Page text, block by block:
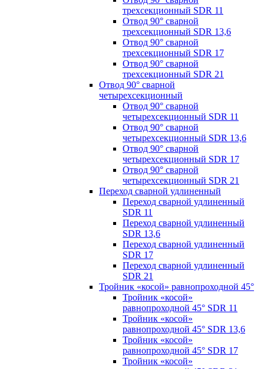
трехсекционный SDR 11
Отвод 90° сварной
трехсекционный SDR 13,6
Отвод 90° сварной
трехсекционный SDR 17
Отвод 90° сварной
трехсекционный SDR 21
Отвод 90° сварной
четырехсекционный
Отвод 90° сварной
четырехсекционный SDR 11
Отвод 90° сварной
четырехсекционный SDR 13,6
Отвод 90° сварной
четырехсекционный SDR 17
Отвод 90° сварной
четырехсекционный SDR 21
Переход сварной удлиненный
Переход сварной удлиненный
SDR 11
Переход сварной удлиненный
SDR 13,6
Переход сварной удлиненный
SDR 17
Переход сварной удлиненный
SDR 21
Тройник «косой» равнопроходной 45°
Тройник «косой»
равнопроходной 45° SDR 11
Тройник «косой»
равнопроходной 45° SDR 13,6
Тройник «косой»
равнопроходной 45° SDR 17
Тройник «косой»